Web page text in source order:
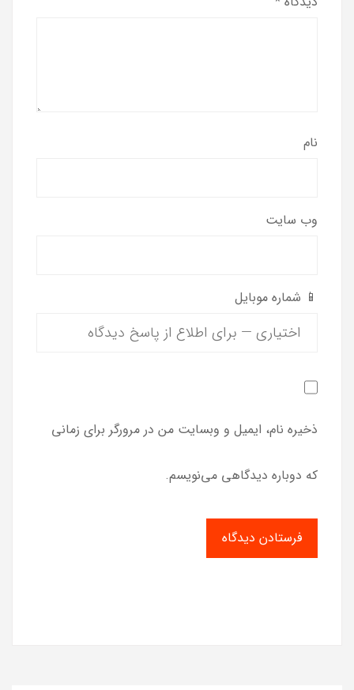
نام
وب‌ سایت
📱 شماره موبایل
ذخیره نام، ایمیل و وبسایت من در مرورگر برای زمانی
که دوباره دیدگاهی می‌نویسم.